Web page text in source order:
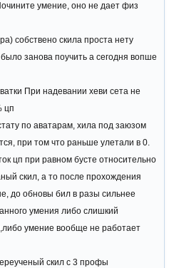
умение, оно не дает физ
собствено скила проста нету
занова поучить а сегодня вопше
При надевании хеви сета не
цп
по аватарам, хила под заюзом
при том что раньше улетали в 0.
цп при равном бусте относительно
скил, а то после прохождения
до обновы бил в разы сильнее
умения либо слишкий
умение вообще не работает
скил с 3 профы